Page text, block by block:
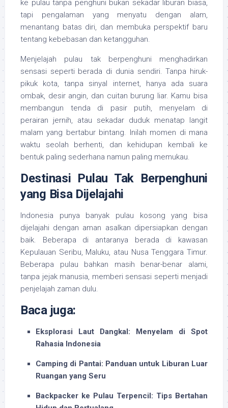
ke pulau tanpa penghuni bukan sekadar liburan biasa,
tapi pengalaman yang menyatu dengan alam,
menantang batas diri, dan membuka perspektif baru
tentang kebebasan dan ketangguhan.
Menjelajah pulau tak berpenghuni menghadirkan
sensasi seperti berada di dunia sendiri. Tanpa hiruk-
pikuk kota, tanpa sinyal internet, hanya ada suara
ombak, desir angin, dan cuitan burung liar. Kamu bisa
membangun tenda di pasir putih, menyelam di
perairan jernih, atau sekadar duduk menatap langit
malam yang bertabur bintang. Inilah momen di mana
waktu seolah berhenti, dan kehidupan kembali ke
bentuk paling sederhana namun paling memukau.
Destinasi Pulau Tak Berpenghuni
yang Bisa Dijelajahi
Indonesia punya banyak pulau kosong yang bisa
dijelajahi dengan aman asalkan dipersiapkan dengan
baik. Beberapa di antaranya berada di kawasan
Kepulauan Seribu, Maluku, atau Nusa Tenggara Timur.
Beberapa pulau bahkan masih benar-benar alami,
tanpa jejak manusia, memberi sensasi seperti menjadi
penjelajah zaman dulu.
Baca juga:
Eksplorasi Laut Dangkal: Menyelam di Spot
Rahasia Indonesia
Camping di Pantai: Panduan untuk Liburan Luar
Ruangan yang Seru
Backpacker ke Pulau Terpencil: Tips Bertahan